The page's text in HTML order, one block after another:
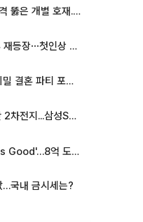
[증시키워드] 반도체 충격 뚫은 개별 호재...포스코퓨처엠·에코프로·한화솔루션 '눈길'
‘나솔사계’ 국화, 결별 후 재등장⋯첫인상 투표 휩쓸고 ‘인기녀’ 등극
톰 홀랜드♥젠데이아, 비밀 결혼 파티 포착⋯호텔 대관비만 9억
[특징주] 반도체 온기 탄 2차전지...삼성SDI, 장 초반 7% 넘게 껑충
드, 용산 대통령실 CI 업체가 수행
…국내 금시세는?